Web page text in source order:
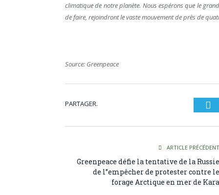
climatique de notre planète. Nous espérons que le
de faire, rejoindront le vaste mouvement de près de
Source: Greenpeace
PARTAGER.
ARTICLE PRÉCÉDENT
Greenpeace défie la tentative de la Russie
de l’’empêcher de protester contre le
forage Arctique en mer de Kara